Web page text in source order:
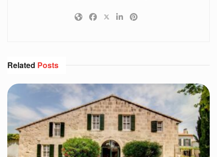
Related Posts